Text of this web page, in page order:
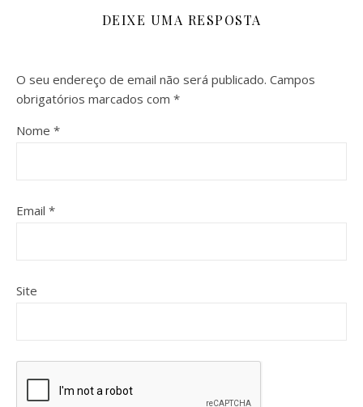
DEIXE UMA RESPOSTA
O seu endereço de email não será publicado. Campos
obrigatórios marcados com *
Nome *
Email *
Site